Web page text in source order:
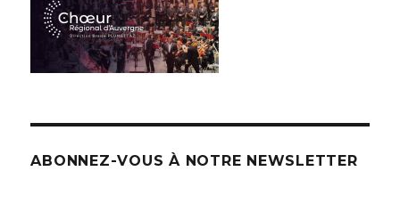
ABONNEZ-VOUS À NOTRE NEWSLETTER